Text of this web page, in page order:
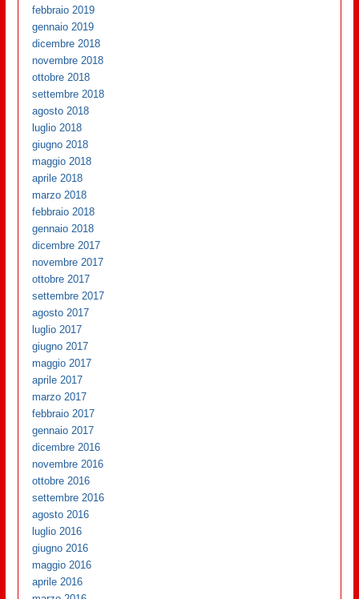
febbraio 2019
gennaio 2019
dicembre 2018
novembre 2018
ottobre 2018
settembre 2018
agosto 2018
luglio 2018
giugno 2018
maggio 2018
aprile 2018
marzo 2018
febbraio 2018
gennaio 2018
dicembre 2017
novembre 2017
ottobre 2017
settembre 2017
agosto 2017
luglio 2017
giugno 2017
maggio 2017
aprile 2017
marzo 2017
febbraio 2017
gennaio 2017
dicembre 2016
novembre 2016
ottobre 2016
settembre 2016
agosto 2016
luglio 2016
giugno 2016
maggio 2016
aprile 2016